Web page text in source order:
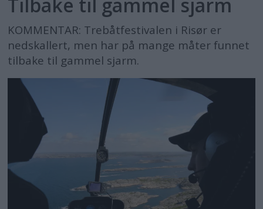
KOMMENTAR: Trebåtfestivalen i Risør er
nedskallert, men har på mange måter funnet
tilbake til gammel sjarm.